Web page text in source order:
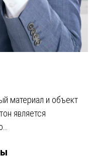
материал и объект
является